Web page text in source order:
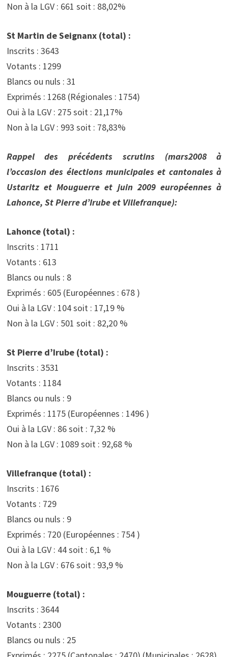
Non à la LGV : 661 soit : 88,02%
St Martin de Seignanx (total) :
Inscrits : 3643
Votants : 1299
Blancs ou nuls : 31
Exprimés : 1268 (Régionales : 1754)
Oui à la LGV : 275 soit : 21,17%
Non à la LGV : 993 soit : 78,83%
Rappel des précédents scrutins (mars2008 à
l’occasion des élections municipales et cantonales à
Ustaritz et Mouguerre et juin 2009 européennes à
Lahonce, St Pierre d’Irube et Villefranque):
Lahonce (total) :
Inscrits : 1711
Votants : 613
Blancs ou nuls : 8
Exprimés : 605 (Européennes : 678 )
Oui à la LGV : 104 soit : 17,19 %
Non à la LGV : 501 soit : 82,20 %
St Pierre d’Irube (total) :
Inscrits : 3531
Votants : 1184
Blancs ou nuls : 9
Exprimés : 1175 (Européennes : 1496 )
Oui à la LGV : 86 soit : 7,32 %
Non à la LGV : 1089 soit : 92,68 %
Villefranque (total) :
Inscrits : 1676
Votants : 729
Blancs ou nuls : 9
Exprimés : 720 (Européennes : 754 )
Oui à la LGV : 44 soit : 6,1 %
Non à la LGV : 676 soit : 93,9 %
Mouguerre (total) :
Inscrits : 3644
Votants : 2300
Blancs ou nuls : 25